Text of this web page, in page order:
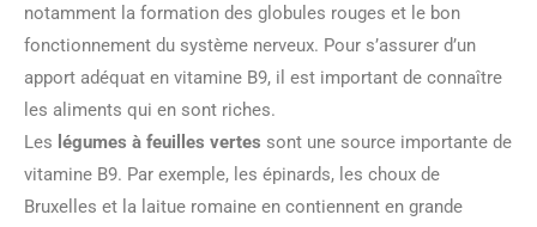
notamment la formation des globules rouges et le bon
fonctionnement du système nerveux. Pour s’assurer d’un
apport adéquat en vitamine B9, il est important de connaître
les aliments qui en sont riches.
Les légumes à feuilles vertes sont une source importante de
vitamine B9. Par exemple, les épinards, les choux de
Bruxelles et la laitue romaine en contiennent en grande